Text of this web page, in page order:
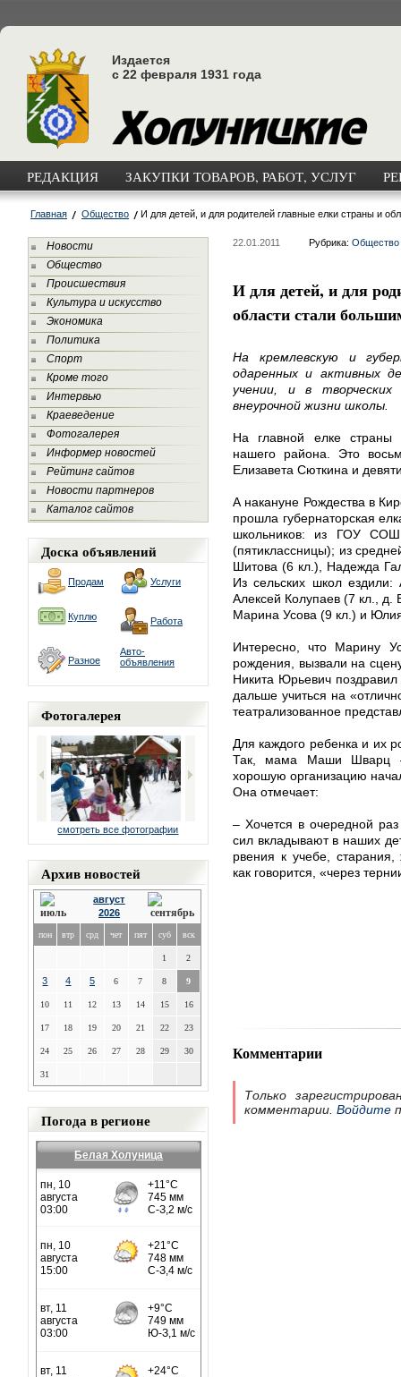
Издается
с 22 февраля 1931 года
РЕДАКЦИЯ ЗАКУПКИ ТОВАРОВ, РАБОТ, УСЛУГ
Главная Общество И для детей, и для родителей главные елки страны и
Новости
Общество
Происшествия
Культура и искусство
Экономика
Политика
Спорт
Кроме того
Интервью
Краеведение
Фотогалерея
Информер новостей
Рейтинг сайтов
Новости партнеров
Каталог сайтов
Доска объявлений
Продам Услуги
Куплю Работа
Разное
Авто-
объявления
Фотогалерея
смотреть все фотографии
Архив новостей
август
2026
пон втр срд чет пят суб вск
1 2
3 4 5 6 7 8 9
10 11 12 13 14 15 16
17 18 19 20 21 22 23
24 25 26 27 28 29 30
31
Погода в регионе
Белая Холуница
22.01.2011 Рубрика: Общество
И для детей, и для
области стали
На кремлевскую и
одаренных и активных
учении, и в
внеурочной жизни школы.
На главной елке страны
нашего района. Это
Елизавета Сюткина и
А накануне Рождества в
прошла губернаторская
школьников: из ГОУ
(пятиклассницы); из
Шитова (6 кл.), Надежда
Из сельских школ
Алексей Колупаев (7 кл.,
Марина Усова (9 кл.) и
Интересно, что Марину
рождения, вызвали на
Никита Юрьевич
дальше учиться на
театрализованное
Для каждого ребенка и их
Так, мама Маши Шварц –
хорошую организацию
Она отмечает:
– Хочется в очередной раз
сил вкладывают в наших
рвения к учебе,
как говорится, «через
Комментарии
Только
комментарии. Войдите